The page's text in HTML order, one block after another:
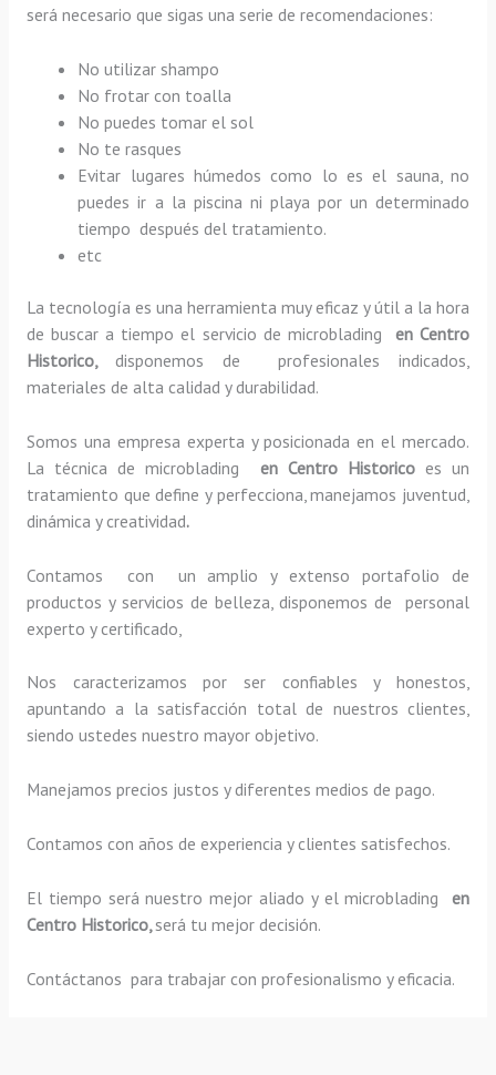
será necesario que sigas una serie de recomendaciones:
No utilizar shampo
No frotar con toalla
No puedes tomar el sol
No te rasques
Evitar lugares húmedos como lo es el sauna, no
puedes ir a la piscina ni playa por un determinado
tiempo después del tratamiento.
etc
La tecnología es una herramienta muy eficaz y útil a la hora
de buscar a tiempo el servicio de microblading en Centro
Historico, disponemos de profesionales indicados,
materiales de alta calidad y durabilidad.
Somos una empresa experta y posicionada en el mercado.
La técnica de microblading en Centro Historico es un
tratamiento que define y perfecciona, manejamos juventud,
dinámica y creatividad.
Contamos con un amplio y extenso portafolio de
productos y servicios de belleza, disponemos de personal
experto y certificado,
Nos caracterizamos por ser confiables y honestos,
apuntando a la satisfacción total de nuestros clientes,
siendo ustedes nuestro mayor objetivo.
Manejamos precios justos y diferentes medios de pago.
Contamos con años de experiencia y clientes satisfechos.
El tiempo será nuestro mejor aliado y elmicroblading en
Centro Historico, será tu mejor decisión.
Contáctanos para trabajar con profesionalismo y eficacia.